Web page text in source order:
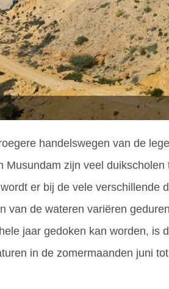
handelswegen van de
Musundam zijn veel
er bij de vele verschillende
de wateren variëren
jaar gedoken kan worden, is
in de zomermaanden juni